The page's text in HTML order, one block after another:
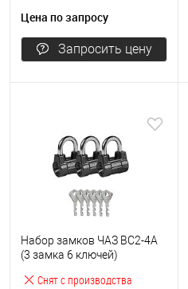
Цена по запросу
Запросить цену
Снят с производства
Набор замков ЧАЗ ВС2-4А
(3 замка 6 ключей)